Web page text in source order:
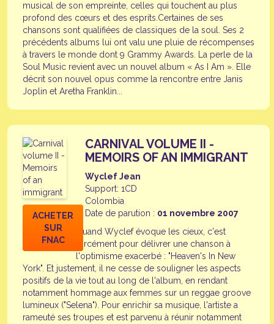
musical de son empreinte, celles qui touchent au plus
profond des cœurs et des esprits.Certaines de ses
chansons sont qualifiées de classiques de la soul. Ses 2
précédents albums lui ont valu une pluie de récompenses
à travers le monde dont 9 Grammy Awards. La perle de la
Soul Music revient avec un nouvel album « As I Am ». Elle
décrit son nouvel opus comme la rencontre entre Janis
Joplin et Aretha Franklin...
ACHETER
SUR
FNAC
CARNIVAL VOLUME II -
MEMOIRS OF AN IMMIGRANT
Wyclef Jean
Support: 1CD
Colombia
Date de parution : 01 novembre 2007
Quand Wyclef évoque les cieux, c'est
forcément pour délivrer une chanson à
l'optimisme exacerbé : "Heaven's In New
York". Et justement, il ne cesse de souligner les aspects
positifs de la vie tout au long de l'album, en rendant
notamment hommage aux femmes sur un reggae groove
lumineux ("Selena"). Pour enrichir sa musique, l'artiste a
rameuté ses troupes et est parvenu à réunir notamment